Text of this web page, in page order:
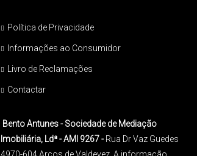
Política de Privacidade
Informações ao Consumidor
Livro de Reclamações
Contactar
Bento Antunes - Sociedade de Mediação
Imobiliária, Ldª - AMI 9267 -Rua Dr Vaz Guedes